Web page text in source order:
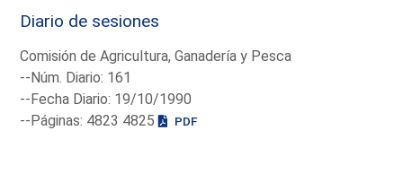
Diario de sesiones
Comisión de Agricultura, Ganadería y Pesca
--Núm. Diario: 161
--Fecha Diario: 19/10/1990
--Páginas: 4823 4825
PDF